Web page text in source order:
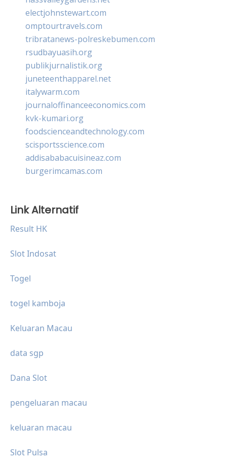
electjohnstewart.com
omptourtravels.com
tribratanews-polreskebumen.com
rsudbayuasih.org
publikjurnalistik.org
juneteenthapparel.net
italywarm.com
journaloffinanceeconomics.com
kvk-kumari.org
foodscienceandtechnology.com
scisportsscience.com
addisababacuisineaz.com
burgerimcamas.com
Link Alternatif
Result HK
Slot Indosat
Togel
togel kamboja
Keluaran Macau
data sgp
Dana Slot
pengeluaran macau
keluaran macau
Slot Pulsa